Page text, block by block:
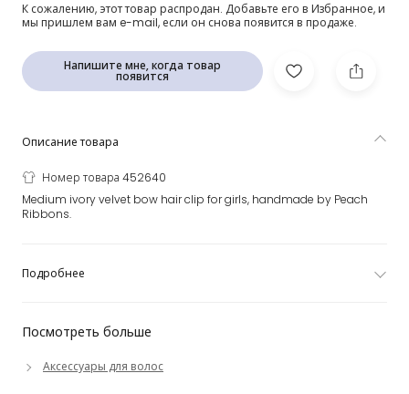
К сожалению, этот товар распродан. Добавьте его в Избранное, и
мы пришлем вам e-mail, если он снова появится в продаже.
Напишите мне, когда товар
появится
Посмотреть больше
Аксессуары для волос
Описание товара
Номер товара 452640
Medium ivory velvet bow hair clip for girls, handmade by Peach
Ribbons.
Подробнее